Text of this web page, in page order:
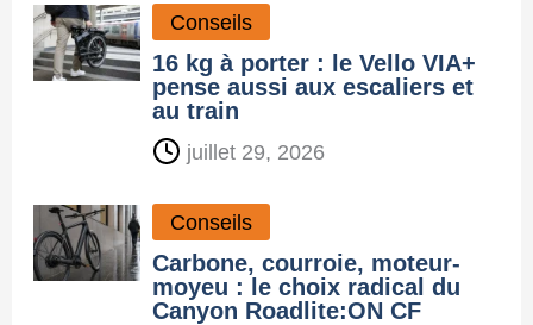
Conseils
16 kg à porter : le Vello VIA+
pense aussi aux escaliers et
au train
juillet 29, 2026
Conseils
Carbone, courroie, moteur-
moyeu : le choix radical du
Canyon Roadlite:ON CF